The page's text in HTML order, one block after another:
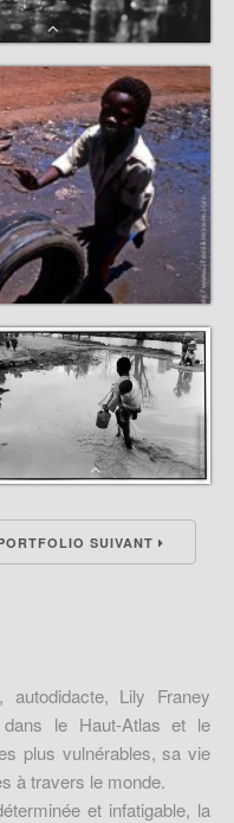
SUIVANT
Lily Franey
le Haut-Atlas et le
plus vulnérables, sa vie
à travers le monde.
et infatigable, la